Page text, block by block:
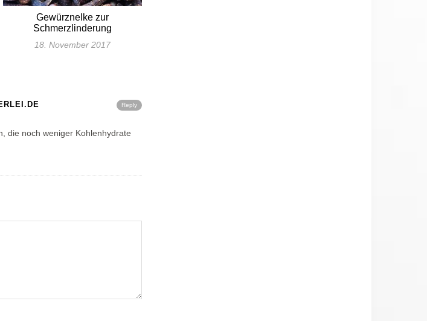
Gewürznelke zur
Schmerzlinderung
18. November 2017
Reply
die noch weniger Kohlenhydrate